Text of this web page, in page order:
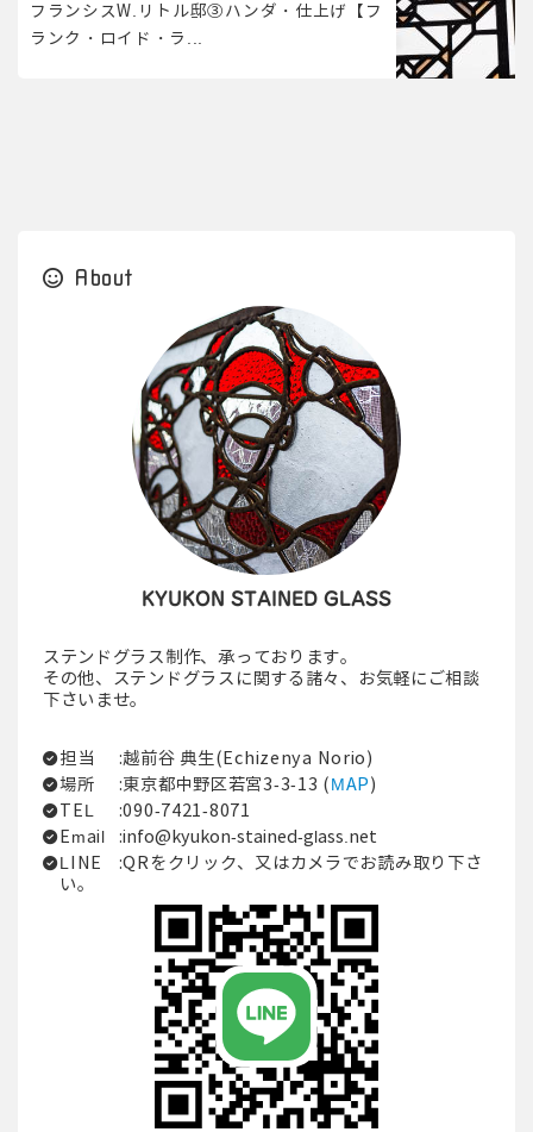
フランシスW.リトル邸③ハンダ・仕上げ【フ
ランク・ロイド・ラ...
About
KYUKON STAINED GLASS
ステンドグラス制作、承っております。
その他、ステンドグラスに関する諸々、お気軽にご相談
下さいませ。
担当
:越前谷 典生(Echizenya Norio)
場所
:東京都中野区若宮3-3-13 (MAP)
TEL
:090-7421-8071
Email
:info@kyukon-stained-glass.net
LINE
:QRをクリック、又はカメラでお読み取り下さ
い。